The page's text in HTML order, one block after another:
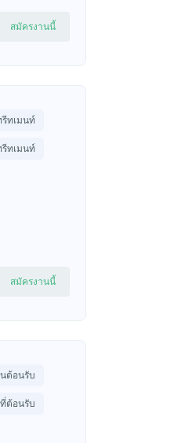
สมัครงานนี้
ทเมนท์
ทเมนท์
สมัครงานนี้
ต้อนรับ
ต้อนรับ